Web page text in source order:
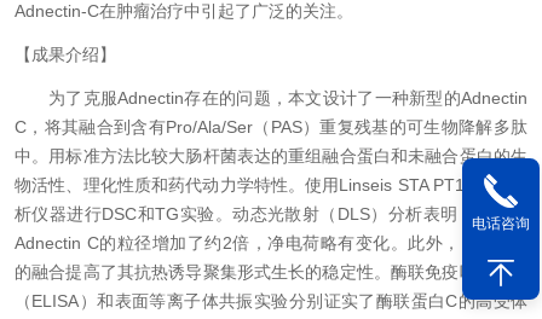
Adnectin-C在肿瘤治疗中引起了广泛的关注。
【成果介绍】
为了克服Adnectin存在的问题，本文设计了一种新型的Adnectin
C，将其融合到含有Pro/Ala/Ser（PAS）重复残基的可生物降解多肽
中。用标准方法比较大肠杆菌表达的重组融合蛋白和未融合蛋白的生
物活性、理化性质和药代动力学特性。使用Linseis STA PT1600热分
析仪器进行DSC和TG实验。动态光散射（DLS）分析表明，磷酸化
Adnectin C的粒径增加了约2倍，净电荷略有变化。此外，PAS序列
的融合提高了其抗热诱导聚集形式生长的稳定性。酶联免疫吸附试验
（ELISA）和表面等离子体共振实验分别证实了酶联蛋白C的高受体
电话咨询